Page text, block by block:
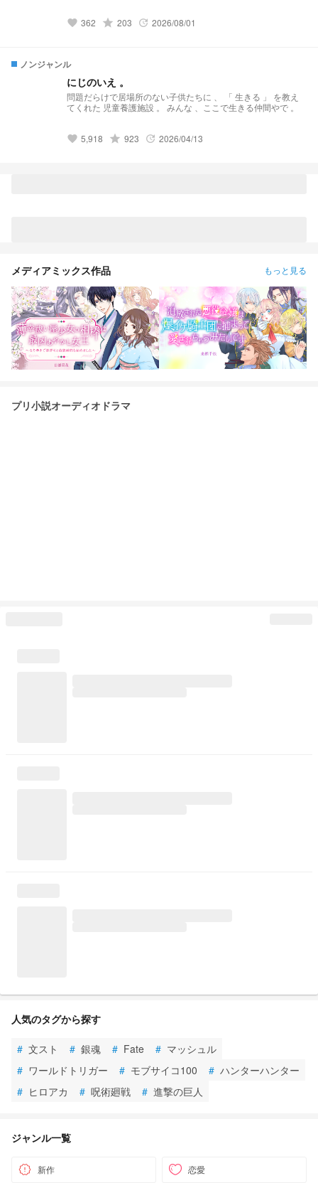
favorite 362 grade 203 update 2026/08/01
ノンジャンル
にじのいえ 。
問題だらけで居場所のない子供たちに 、 「 生きる 」 を教え
てくれた 児童養護施設 。 みんな 、ここで生きる仲間やで 。
favorite 5,918 grade 923 update 2026/04/13
メディアミックス作品 もっと見る
プリ小説オーディオドラマ
人気のタグから探す
# 文スト # 銀魂 # Fate # マッシュル
# ワールドトリガー # モブサイコ100 # ハンターハンター
# ヒロアカ # 呪術廻戦 # 進撃の巨人
ジャンル一覧
新作 恋愛